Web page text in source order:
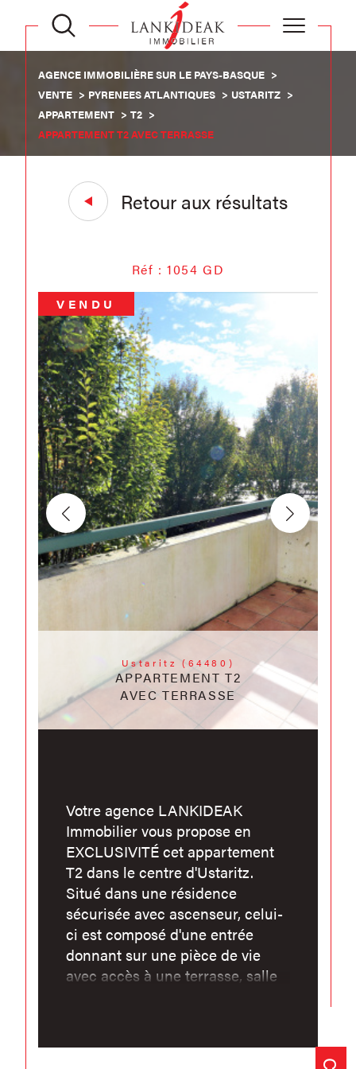
AGENCE IMMOBILIÈRE SUR LE PAYS-BASQUE
VENTE
PYRENEES ATLANTIQUES
USTARITZ
APPARTEMENT
T2
APPARTEMENT T2 AVEC TERRASSE
Retour aux résultats
Réf : 1054 GD
VENDU
Ustaritz (64480)
APPARTEMENT T2
AVEC TERRASSE
Votre agence LANKIDEAK
Immobilier vous propose en
EXCLUSIVITÉ cet appartement
T2 dans le centre d'Ustaritz.
Situé dans une résidence
sécurisée avec ascenseur, celui-
ci est composé d'une entrée
donnant sur une pièce de vie
avec accès à une terrasse, salle